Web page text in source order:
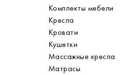
Комплекты мебели
Кресла
Кровати
Кушетки
Массажные кресла
Матрасы